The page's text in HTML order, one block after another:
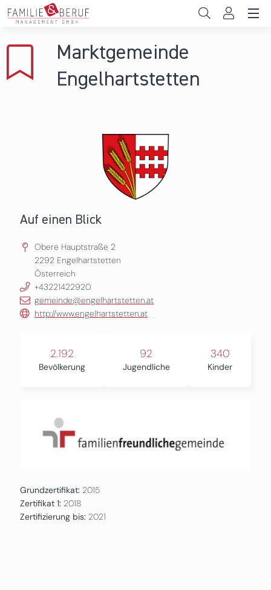
Direkt zum Inhalt
Gemeinden
Marktgemeinde
Engelhartstetten
Auf einen Blick
Obere Hauptstraße 2
2292 Engelhartstetten
Österreich
+43221422920
gemeinde@engelhartstetten.at
http://www.engelhartstetten.at
2.192
Bevölkerung
92
Jugendliche
340
Kinder
Grundzertifikat: 2015
Zertifikat 1: 2018
Zertifizierung bis: 2021